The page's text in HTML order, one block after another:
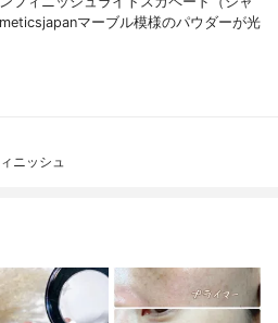
マーブル模様のパウダーが光
ニッシュ